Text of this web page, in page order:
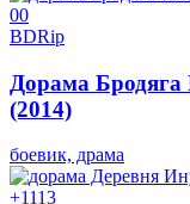
00
BDRip
Дорама Бродяга
(2014)
боевик, драма
+1113